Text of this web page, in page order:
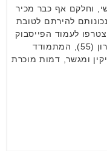
וחלקם אף כבר מכיר
להירתם לטובת
לעמוד הפייסבוק
של אונו ניוזבראש הרשימה, עו"ד עוזי אהרון (55), המתמודד
ומגשר, דמות מוכרת